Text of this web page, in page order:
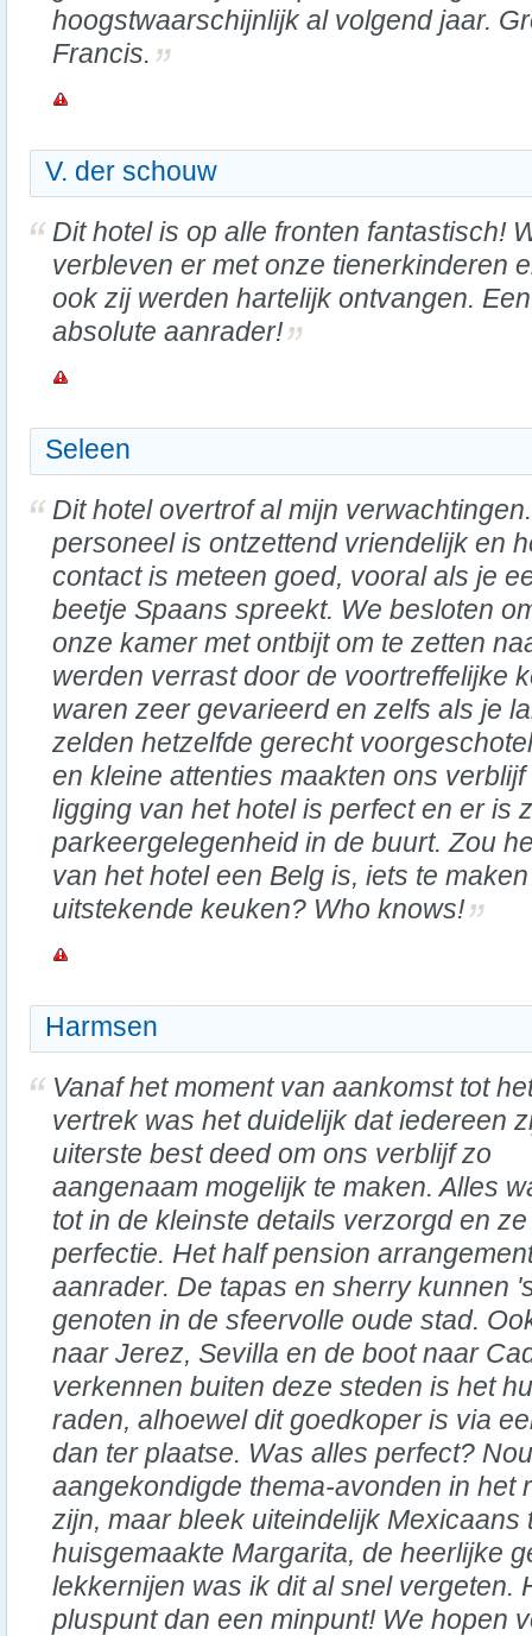
hoogstwaarschijnlijk al volgend jaar.
Francis.
V. der schouw
Dit hotel is op alle fronten fantastisch!
verbleven er met onze tienerkinderen
ook zij werden hartelijk ontvangen. Een
absolute aanrader!
Seleen
Dit hotel overtrof al mijn
personeel is ontzettend vriendelijk en
contact is meteen goed, vooral als je
beetje Spaans spreekt. We besloten
onze kamer met ontbijt om te zetten
werden verrast door de voortreffelijke
waren zeer gevarieerd en zelfs als je
zelden hetzelfde gerecht
en kleine attenties maakten ons
ligging van het hotel is perfect en er is
parkeergelegenheid in de buurt. Zou
van het hotel een Belg is, iets te
uitstekende keuken? Who knows!
Harmsen
Vanaf het moment van aankomst tot
vertrek was het duidelijk dat iedereen
uiterste best deed om ons verblijf zo
aangenaam mogelijk te maken. Alles
tot in de kleinste details verzorgd en
perfectie. Het half pension
aanrader. De tapas en sherry kunnen
genoten in de sfeervolle oude stad.
naar Jerez, Sevilla en de boot naar
verkennen buiten deze steden is het
raden, alhoewel dit goedkoper is via
dan ter plaatse. Was alles perfect?
aangekondigde thema-avonden in het
zijn, maar bleek uiteindelijk Mexicaans
huisgemaakte Margarita, de heerlijke
lekkernijen was ik dit al snel vergeten.
pluspunt dan een minpunt! We hopen